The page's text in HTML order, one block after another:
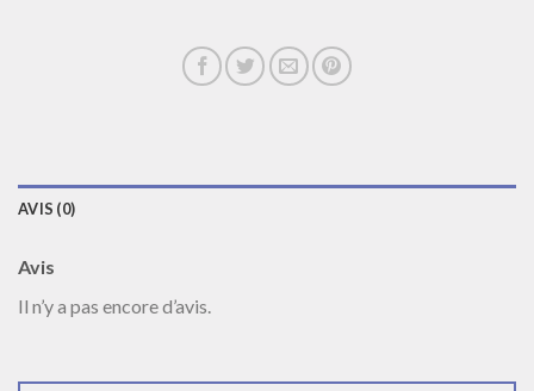
AVIS (0)
Avis
Il n’y a pas encore d’avis.